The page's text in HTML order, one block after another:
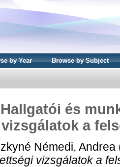
by Year Browse by Subject
Hallgatói és
vizsgálatok a
Némedi, Andrea
vizsgálatok a